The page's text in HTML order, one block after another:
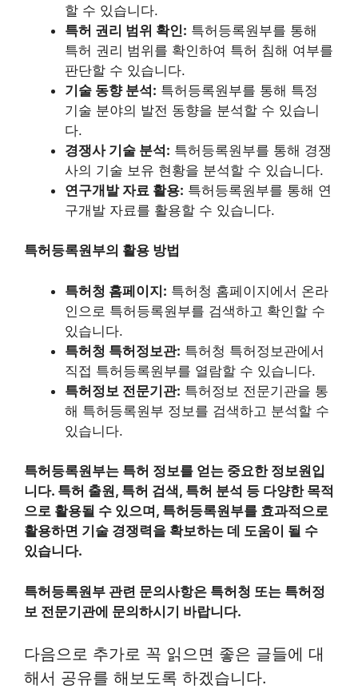
할 수 있습니다.
특허 권리 범위 확인: 특허등록원부를 통해
특허 권리 범위를 확인하여 특허 침해 여부를
판단할 수 있습니다.
기술 동향 분석: 특허등록원부를 통해 특정
기술 분야의 발전 동향을 분석할 수 있습니
다.
경쟁사 기술 분석: 특허등록원부를 통해 경쟁
사의 기술 보유 현황을 분석할 수 있습니다.
연구개발 자료 활용: 특허등록원부를 통해 연
구개발 자료를 활용할 수 있습니다.
특허등록원부의 활용 방법
특허청 홈페이지: 특허청 홈페이지에서 온라
인으로 특허등록원부를 검색하고 확인할 수
있습니다.
특허청 특허정보관: 특허청 특허정보관에서
직접 특허등록원부를 열람할 수 있습니다.
특허정보 전문기관: 특허정보 전문기관을 통
해 특허등록원부 정보를 검색하고 분석할 수
있습니다.
특허등록원부는 특허 정보를 얻는 중요한 정보원입
니다. 특허 출원, 특허 검색, 특허 분석 등 다양한 목적
으로 활용될 수 있으며, 특허등록원부를 효과적으로
활용하면 기술 경쟁력을 확보하는 데 도움이 될 수
있습니다.
특허등록원부 관련 문의사항은 특허청 또는 특허정
보 전문기관에 문의하시기 바랍니다.
다음으로 추가로 꼭 읽으면 좋은 글들에 대
해서 공유를 해보도록 하겠습니다.